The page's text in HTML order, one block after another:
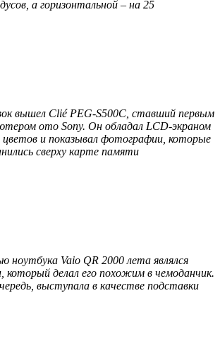
а горизонтальной – на 25
вышел Clié PEG-S500C, ставший первым
ото Sony. Он обладал LCD-экраном
и показывал фотографии, которые
сверху карте памяти
ноутбука Vaio QR 2000 лета являлся
который делал его похожим в чемоданчик.
выступала в качестве подставки